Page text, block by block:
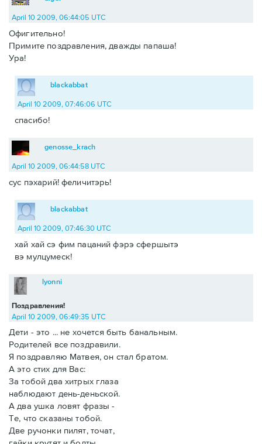
April 10 2009, 06:44:05 UTC
Офигительно!
Примите поздравления, дважды папаша!
Ура!
blackabbat
April 10 2009, 07:46:06 UTC
спасибо!
genosse_krach
April 10 2009, 06:44:58 UTC
сус пэхарий! феличитэрь!
blackabbat
April 10 2009, 07:46:30 UTC
хай хай сэ фим пацаний фэрэ сфершытэ
вэ мулцумеск!
Поздравления!
lyonni
April 10 2009, 06:49:35 UTC
Дети - это ... не хочется быть банальным.
Родителей все поздравили.
Я поздравляю Матвея, он стал братом.
А это стих для Вас:
За тобой два хитрых глаза
наблюдают день-деньской.
А два ушка ловят фразы -
Те, что сказаны тобой.
Две ручонки пилят, точат,